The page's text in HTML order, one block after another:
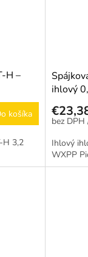
H –
košíka
H 3,2
ihlový
Ihlový
WXPP